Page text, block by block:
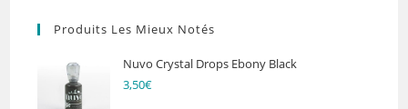
Produits Les Mieux Notés
Nuvo Crystal Drops Ebony Black
3,50€